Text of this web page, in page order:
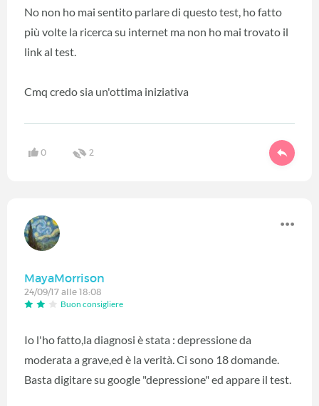
No non ho mai sentito parlare di questo test, ho fatto
più volte la ricerca su internet ma non ho mai trovato il
link al test.
Cmq credo sia un'ottima iniziativa
0 2
MayaMorrison
24/09/17 alle 18:08
Buon consigliere
Io l'ho fatto,la diagnosi è stata : depressione da
moderata a grave,ed è la verità. Ci sono 18 domande.
Basta digitare su google "depressione" ed appare il test.